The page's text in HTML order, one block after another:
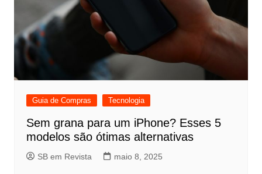
Guia de Compras Tecnologia
Sem grana para um iPhone? Esses 5
modelos são ótimas alternativas
SB em Revista maio 8, 2025